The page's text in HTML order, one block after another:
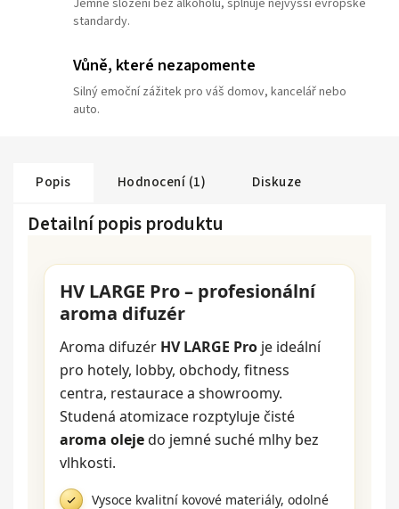
Jemné složení bez alkoholu, splňuje nejvyšší evropské
standardy.
Vůně, které nezapomente
Silný emoční zážitek pro váš domov, kancelář nebo
auto.
Popis Hodnocení (1) Diskuze
Detailní popis produktu
HV LARGE Pro – profesionální
aroma difuzér
Aroma difuzér HV LARGE Pro je ideální
pro hotely, lobby, obchody, fitness
centra, restaurace a showroomy.
Studená atomizace rozptyluje čisté
aroma olejedo jemné suché mlhy bez
vlhkosti.
Vysoce kvalitní kovové materiály, odolné